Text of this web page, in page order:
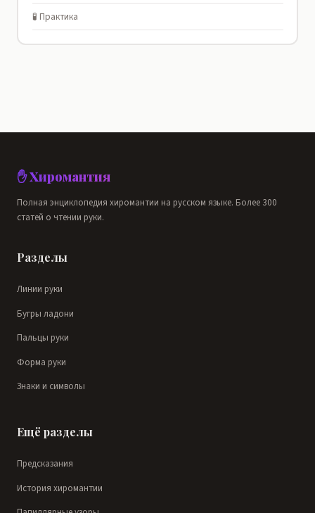
🧪 Практика
✋ Хиромантия
Полная энциклопедия хиромантии на русском языке. Более 300
статей о чтении руки.
Разделы
Линии руки
Бугры ладони
Пальцы руки
Форма руки
Знаки и символы
Ещё разделы
Предсказания
История хиромантии